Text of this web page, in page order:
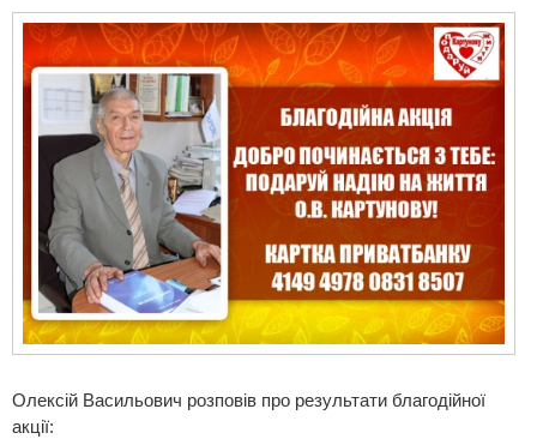
Олексій Васильович розповів про результати благодійної
акції: